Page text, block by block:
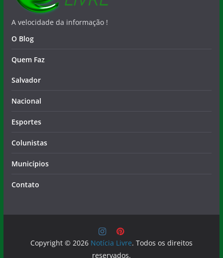
A velocidade da informação !
O Blog
Quem Faz
Salvador
Nacional
Esportes
Colunistas
Municípios
Contato
Copyright © 2026 Notícia Livre. Todos os direitos
reservados.